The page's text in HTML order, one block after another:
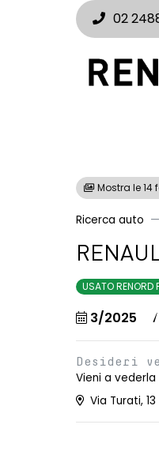
02
Mostra le 14
Ricerca auto
USATO RENORD
3/2025
Desideri
Vieni a vederla
Via Turati,